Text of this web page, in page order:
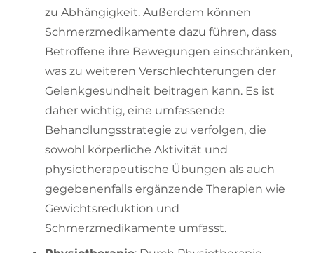
zu Abhängigkeit. Außerdem können
Schmerzmedikamente dazu führen, dass
Betroffene ihre Bewegungen einschränken,
was zu weiteren Verschlechterungen der
Gelenkgesundheit beitragen kann. Es ist
daher wichtig, eine umfassende
Behandlungsstrategie zu verfolgen, die
sowohl körperliche Aktivität und
physiotherapeutische Übungen als auch
gegebenenfalls ergänzende Therapien wie
Gewichtsreduktion und
Schmerzmedikamente umfasst.